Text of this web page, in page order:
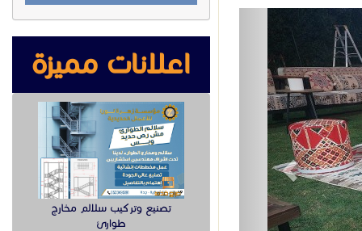
Previous
اعلانات مميزة
تصنيع وتركيب سلالم مخارج
طوارئ